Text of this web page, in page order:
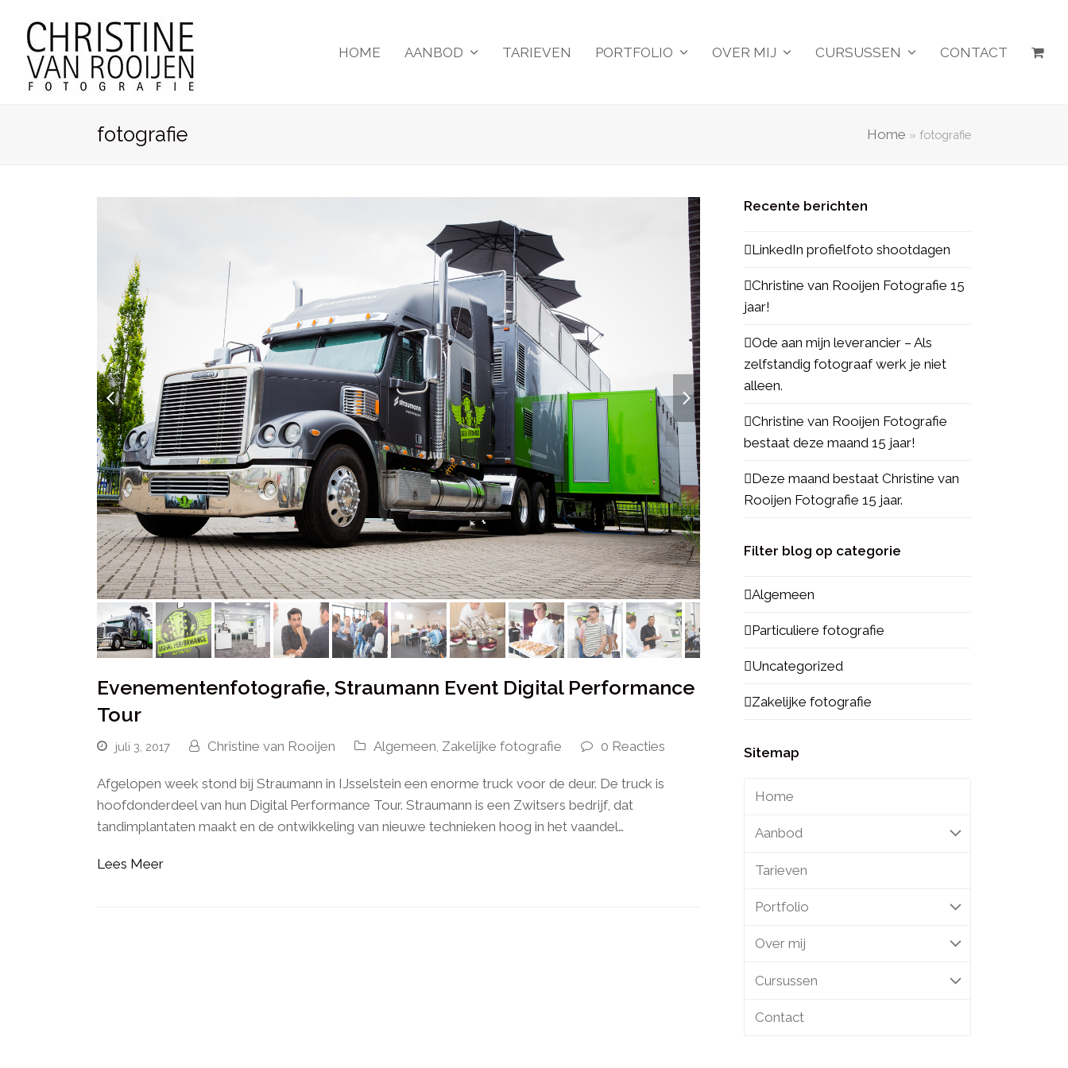
HOME AANBOD TARIEVEN PORTFOLIO OVER MIJ CURSUSSEN CONTACT
fotografie Home » fotografie
previous
slide
next
slide
Evenementenfotografie, Straumann Event Digital Performance
Tour
juli 3, 2017 Christine van Rooijen Algemeen Zakelijke fotografie 0 Reacties
Afgelopen week stond bij Straumann in IJsselstein een enorme truck voor de deur. De truck is
hoofdonderdeel van hun Digital Performance Tour. Straumann is een Zwitsers bedrijf, dat
tandimplantaten maakt en de ontwikkeling van nieuwe technieken hoog in het vaandel…
Lees Meer
Recente berichten
LinkedIn profielfoto shootdagen
Christine van Rooijen Fotografie 15
jaar!
Ode aan mijn leverancier – Als
zelfstandig fotograaf werk je niet
alleen.
Christine van Rooijen Fotografie
bestaat deze maand 15 jaar!
Deze maand bestaat Christine van
Rooijen Fotografie 15 jaar.
Filter blog op categorie
Algemeen
Particuliere fotografie
Uncategorized
Zakelijke fotografie
Sitemap
Home
Aanbod
Tarieven
Portfolio
Over mij
Cursussen
Contact